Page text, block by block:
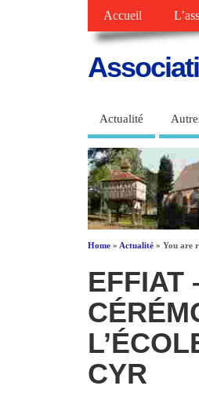
Accueil
Actualité
Home » Actualité » You are
EFFIAT
CYR